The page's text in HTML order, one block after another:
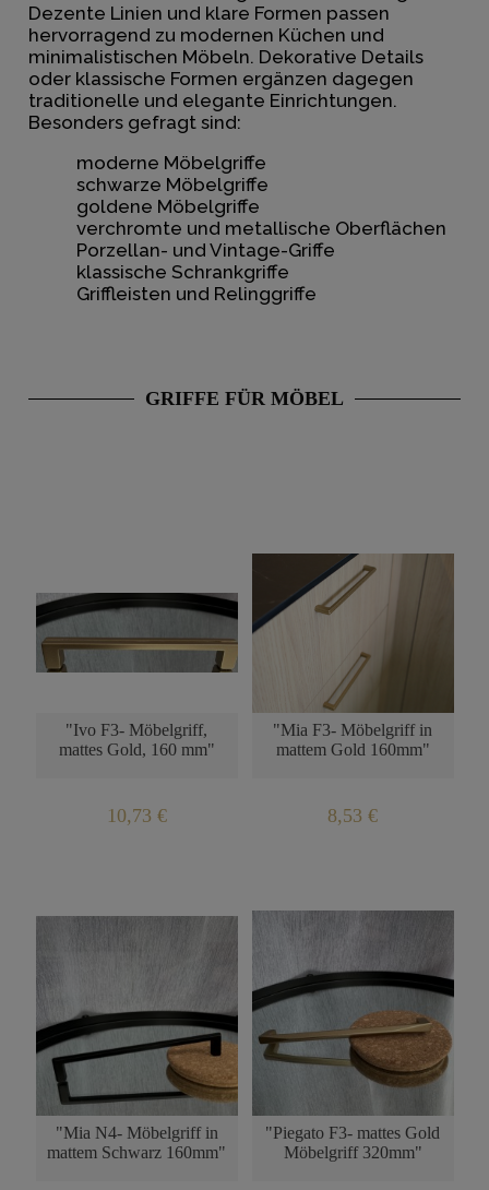
Dezente Linien und klare Formen passen
hervorragend zu modernen Küchen und
minimalistischen Möbeln. Dekorative Details
oder klassische Formen ergänzen dagegen
traditionelle und elegante Einrichtungen.
Besonders gefragt sind:
moderne Möbelgriffe
schwarze Möbelgriffe
goldene Möbelgriffe
verchromte und metallische Oberflächen
Porzellan- und Vintage-Griffe
klassische Schrankgriffe
Griffleisten und Relinggriffe
GRIFFE FÜR MÖBEL
"Ivo F3- Möbelgriff,
mattes Gold, 160 mm"
10,73 €
"Mia F3- Möbelgriff in
mattem Gold 160mm"
8,53 €
"Mia N4- Möbelgriff in
mattem Schwarz 160mm"
"Piegato F3- mattes Gold
Möbelgriff 320mm"